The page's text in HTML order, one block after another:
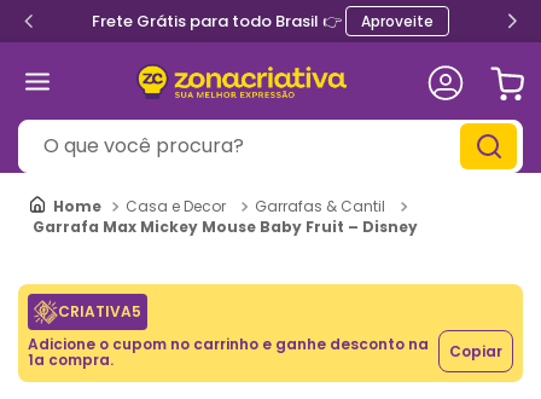
Frete Grátis para todo Brasil 👉 Aproveite
O que você procura?
Casa e Decor
Garrafas & Cantil
Garrafa Max Mickey Mouse Baby Fruit – Disney
CRIATIVA5
Adicione o cupom no carrinho e ganhe desconto na
1a compra. Copiar